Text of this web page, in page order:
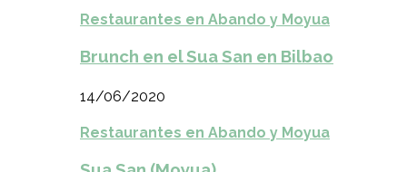
Restaurantes en Abando y Moyua
Brunch en el Sua San en Bilbao
14/06/2020
Restaurantes en Abando y Moyua